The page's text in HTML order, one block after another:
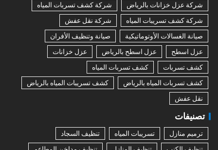
شركة عزل خزانات بالرياض
شركة كشف تسربات المياه
شركة كشف تسريبات المياه
شركة نقل عفش
صيانة الغسالات الأوتوماتيكية
صيانة وتنظيف الأفران
عزل اسطح
عزل اسطح بالرياض
عزل خزانات
كشف تسربات
كشف تسربات المياه
كشف تسربات المياه بالرياض
كشف تسريبات المياه بالرياض
نقل عفش
تصنيفات
ترميم منازل تسريبات المياه
تنظيف السجاد